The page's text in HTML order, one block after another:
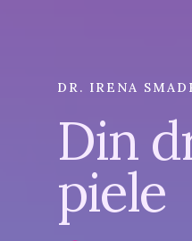
DR. IRENA
Din
piele